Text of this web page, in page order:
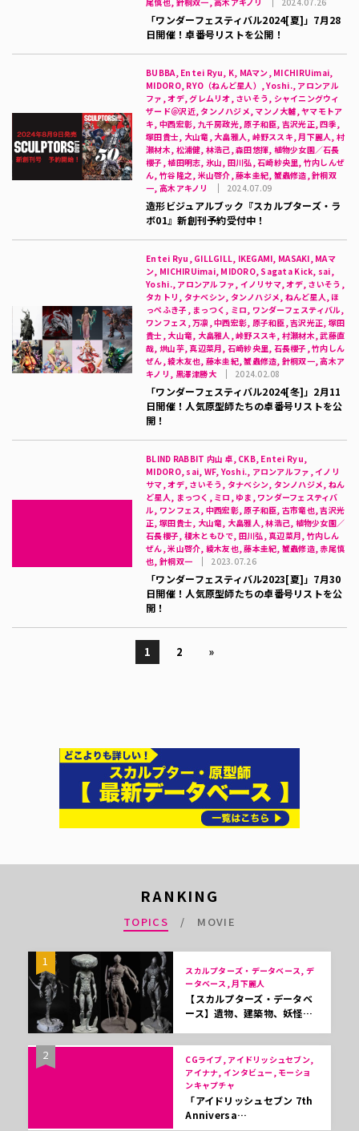
「ワンダーフェスティバル2024[夏]」7月28
日開催！卓番号リストを公開！
BUBBA, Entei Ryu, K, MAマン, MICHIRUimai,
MIDORO, RYO（ねんど星人）, Yoshi., アロンアル
ファ, オデ, グレムリオ, さいそう, シャイニングウィ
ザード＠沢近, タンノハジメ, マンノ大輔, ヤマモトア
キ, 中西宏彰, 九千房政光, 原子和臣, 吉沢光正, 四季,
塚田貴士, 大山竜, 大畠雅人, 峠野ススキ, 月下麗人, 村
瀬材木, 松浦健, 林浩己, 森田悠揮, 植物少女園／石長
櫻子, 植田明志, 氷山, 田川弘, 石崎紗央里, 竹内しんぜ
ん, 竹谷隆之, 米山啓介, 藤本圭紀, 蟹蟲修造, 針桐双
一, 高木アキノリ
2024.07.09
造形ビジュアルブック『スカルプターズ・ラ
ボ01』新創刊予約受付中！
Entei Ryu, GILLGILL, IKEGAMI, MASAKI, MAマ
ン, MICHIRUimai, MIDORO, Sagata Kick, sai,
Yoshi., アロンアルファ, イノリサマ, オデ, さいそう,
タカトリ, タナベシン, タンノハジメ, ねんど星人, ほ
っぺふき子, まっつく, ミロ, ワンダーフェスティバル,
ワンフェス, 万凛, 中西宏彰, 原子和臣, 吉沢光正, 塚田
貴士, 大山竜, 大畠雅人, 峠野ススキ, 村瀬材木, 武藤直
哉, 烘山芋, 真辺菜月, 石崎紗央里, 石長櫻子, 竹内しん
ぜん, 綾木友也, 藤本圭紀, 蟹蟲修造, 針桐双一, 高木ア
キノリ, 黒澤津勝大
2024.02.08
「ワンダーフェスティバル2024[冬]」2月11
日開催！人気原型師たちの卓番号リストを公
開！
BLIND RABBIT 内山 卓, CKB, Entei Ryu,
MIDORO, sai, WF, Yoshi., アロンアルファ, イノリ
サマ, オデ, さいそう, タナベシン, タンノハジメ, ねん
ど星人, まっつく, ミロ, ゆま, ワンダーフェスティバ
ル, ワンフェス, 中西宏彰, 原子和臣, 古市竜也, 吉沢光
正, 塚田貴士, 大山竜, 大畠雅人, 林浩己, 植物少女園／
石長櫻子, 榎木ともひで, 田川弘, 真辺菜月, 竹内しん
ぜん, 米山啓介, 綾木友也, 藤本圭紀, 蟹蟲修造, 赤尾慎
也, 針桐双一
2023.07.26
「ワンダーフェスティバル2023[夏]」7月30
日開催！人気原型師たちの卓番号リストを公
開！
1 2 »
RANKING
TOPICS MOVIE
1
スカルプターズ・データベース, デ
ータベース, 月下麗人
【スカルプターズ・データベ
ース】遺物、建築物、妖怪…
2
CGライブ, アイドリッシュセブン,
アイナナ, インタビュー, モーショ
ンキャプチャ
「アイドリッシュセブン 7th
Anniversa…